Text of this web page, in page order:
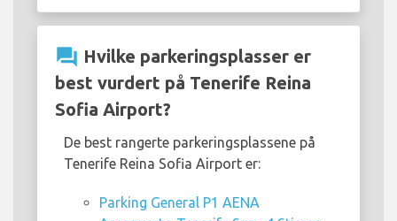
question_answer Hvilke parkeringsplasser er
best vurdert på Tenerife Reina
Sofia Airport?
De best rangerte parkeringsplassene på
Tenerife Reina Sofia Airport er:
Parking General P1 AENA